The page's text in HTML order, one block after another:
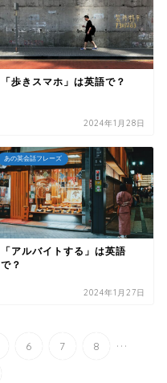
「歩きスマホ」は英語で？
2024年1月28日
あの英会話フレーズ
「アルバイトする」は英語
で？
2024年1月27日
6 7 8 ...